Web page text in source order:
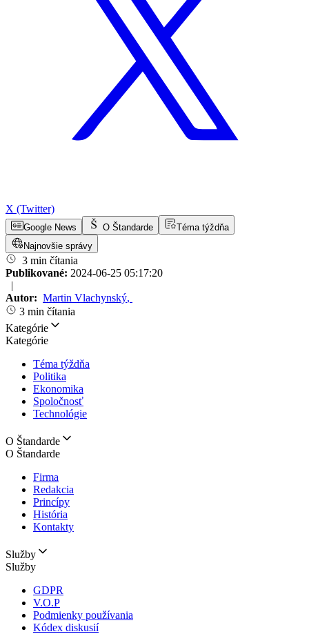
X (Twitter)
Google News O Štandarde
Téma týždňa
Najnovšie správy
3 min čítania
Publikované: 2024-06-25 05:17:20
|
Autor: Martin Vlachynský,
3 min čítania
Kategórie
Kategórie
Téma týždňa
Politika
Ekonomika
Spoločnosť
Technológie
O Štandarde
O Štandarde
Firma
Redakcia
Princípy
História
Kontakty
Služby
Služby
GDPR
V.O.P
Podmienky používania
Kódex diskusií